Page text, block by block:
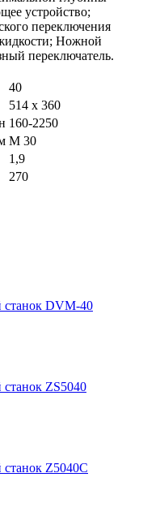
устройство;
переключения
Ножной
переключатель.
40
514 x 360
160-2250
M 30
1,9
270
станок DVM-40
ZS5040
Z5040C